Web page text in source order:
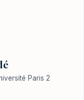
Paris 2